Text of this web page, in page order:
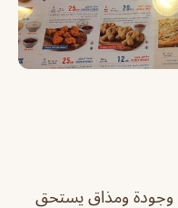
وجودة ومذاق يستحق